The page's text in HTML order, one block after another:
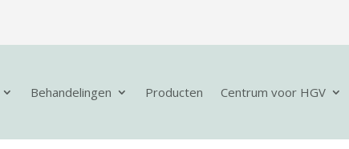
Behandelingen Producten Centrum voor HGV